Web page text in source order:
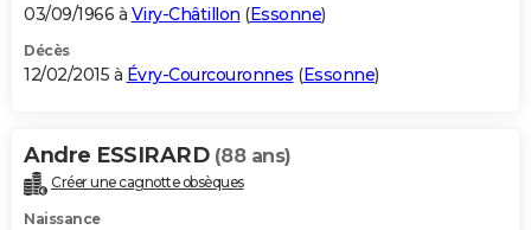
03/09/1966 à Viry-Châtillon (Essonne)
Décès
12/02/2015 à Évry-Courcouronnes (Essonne)
Andre ESSIRARD (88 ans)
Créer une cagnotte obsèques
Naissance